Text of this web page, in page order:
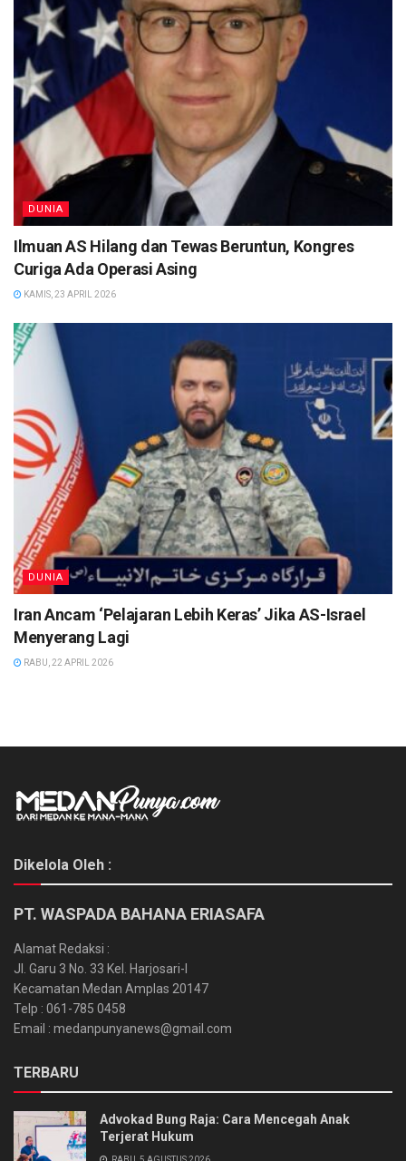
DUNIA
Ilmuan AS Hilang dan Tewas Beruntun, Kongres
Curiga Ada Operasi Asing
KAMIS, 23 APRIL 2026
DUNIA
Iran Ancam ‘Pelajaran Lebih Keras’ Jika AS-Israel
Menyerang Lagi
RABU, 22 APRIL 2026
Dikelola Oleh :
PT. WASPADA BAHANA ERIASAFA
Alamat Redaksi :
Jl. Garu 3 No. 33 Kel. Harjosari-I
Kecamatan Medan Amplas 20147
Telp : 061-785 0458
Email : medanpunyanews@gmail.com
TERBARU
Advokad Bung Raja: Cara Mencegah Anak
Terjerat Hukum